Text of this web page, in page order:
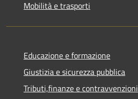
Mobilità e trasporti
Educazione e formazione
Giustizia e sicurezza pubblica
Tributi,finanze e contravvenzioni